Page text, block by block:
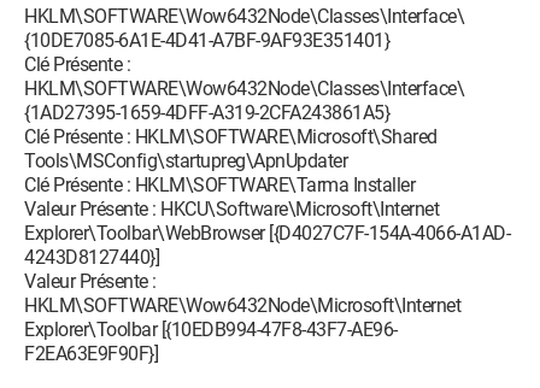
rl_bin/sysreqlab_nvd.cab
O16 - DPF: {867E13F2-7F31-44FB-AC97-CD38E0DC46EF}
("Ma-Config.com control) -
http://fichiers2.touslesdrivers.com/maconfig/MaConfig_6_0_
3_0.cab
O23 - Service: Adobe Acrobat Update Service
(AdobeARMservice) - Adobe Systems Incorporated -
C:\Program Files (x86)\Common
Files\Adobe\ARM\1.0\armsvc.exe
O23 - Service: @%SystemRoot%\system32\aelupsvc.dll,-1
(AeLookupSvc) - Unknown owner -
C:\Windows\system32\svchost.exe
O23 - Service: @%SystemRoot%\system32\Alg.exe,-112 (ALG)
- Unknown owner - C:\Windows\System32\alg.exe (file
missing)
HKLM\SOFTWARE\Wow6432Node\Classes\Interface\
{10DE7085-6A1E-4D41-A7BF-9AF93E351401}
Clé Présente :
HKLM\SOFTWARE\Wow6432Node\Classes\Interface\
{1AD27395-1659-4DFF-A319-2CFA243861A5}
Clé Présente : HKLM\SOFTWARE\Microsoft\Shared
Tools\MSConfig\startupreg\ApnUpdater
Clé Présente : HKLM\SOFTWARE\Tarma Installer
Valeur Présente : HKCU\Software\Microsoft\Internet
Explorer\Toolbar\WebBrowser [{D4027C7F-154A-4066-A1AD-
4243D8127440}]
Valeur Présente :
HKLM\SOFTWARE\Wow6432Node\Microsoft\Internet
Explorer\Toolbar [{10EDB994-47F8-43F7-AE96-
F2EA63E9F90F}]